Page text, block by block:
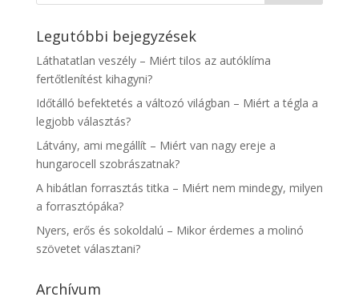
Legutóbbi bejegyzések
Láthatatlan veszély – Miért tilos az autóklíma
fertőtlenítést kihagyni?
Időtálló befektetés a változó világban – Miért a tégla a
legjobb választás?
Látvány, ami megállít – Miért van nagy ereje a
hungarocell szobrászatnak?
A hibátlan forrasztás titka – Miért nem mindegy, milyen
a forrasztópáka?
Nyers, erős és sokoldalú – Mikor érdemes a molinó
szövetet választani?
Archívum